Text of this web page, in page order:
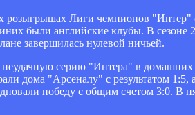
розыгрышах Лиги чемпионов "Интер"
были английские клубы. В
завершилась нулевой ничьей.
неудачную серию "Интера" в
дома "Арсеналу" с результатом
победу с общим счетом 3:0. В